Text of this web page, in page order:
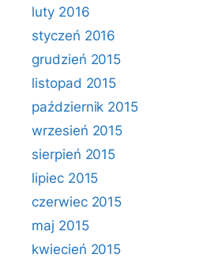
luty 2016
styczeń 2016
grudzień 2015
listopad 2015
październik 2015
wrzesień 2015
sierpień 2015
lipiec 2015
czerwiec 2015
maj 2015
kwiecień 2015